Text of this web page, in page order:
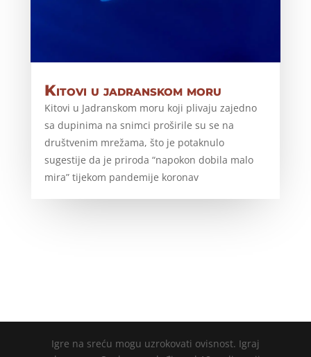
Kitovi u jadranskom moru
Kitovi u Jadranskom moru koji plivaju zajedno
sa dupinima na snimci proširile su se na
društvenim mrežama, što je potaknulo
sugestije da je priroda “napokon dobila malo
mira” tijekom pandemije koronav
Igre na sreću mogu uzrokovati ovisnost. Igraj